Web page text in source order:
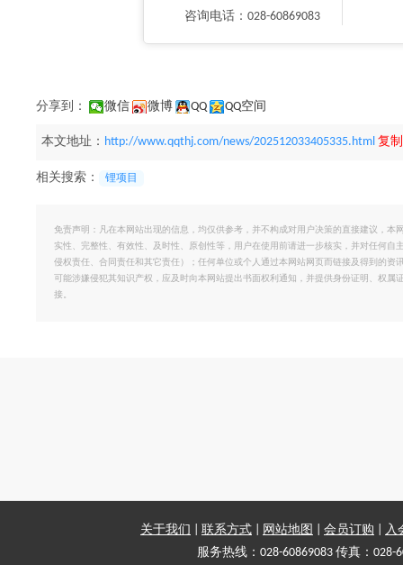
咨询电话：028-60869083
分享到： 微信 微博 QQ QQ空间
本文地址： http://www.qqthj.com/news/202512033405335.html 复
相关搜索： 锂项目
免责声明：凡在本网站出现的信息，均仅供参考，并不构成对用户决策的直接建议，
实性、完整性、有效性、及时性、原创性等，用户在使用前请进一步核实，并对任何
侵权责任、合同责任和其它责任）；任何单位或个人通过本网站网页而链接及得到的
可能涉嫌侵犯其知识产权，应及时向本网站提出书面权利通知，并提供身份证明、权
接。
关于我们 联系方式 网站地图 会员订购
入
服务热线：028-60869083 传真：028-